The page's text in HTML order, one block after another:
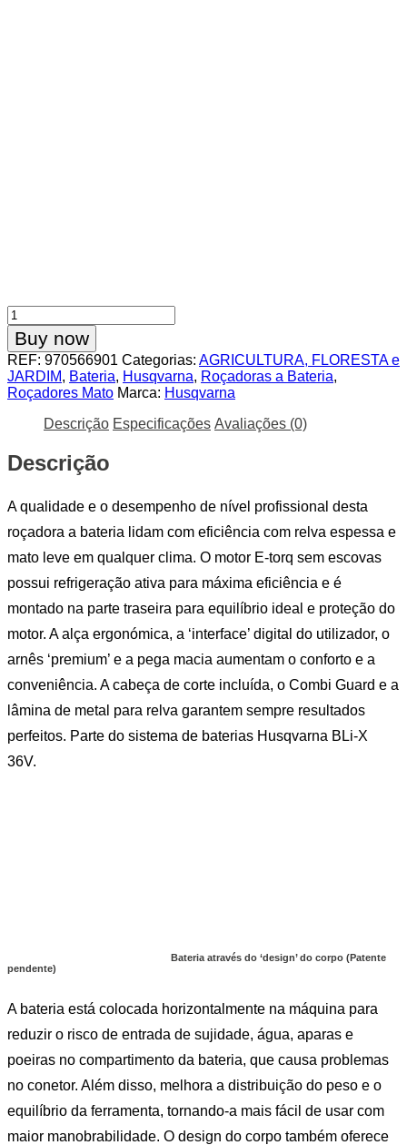
Quantidade
de
Roçadora
Bateria
Husqvarna
325iR
Buy now
REF: 970566901 Categorias: AGRICULTURA, FLORESTA e
JARDIM, Bateria, Husqvarna, Roçadoras a Bateria,
Roçadores Mato Marca: Husqvarna
Descrição Especificações Avaliações (0)
Descrição
A qualidade e o desempenho de nível profissional desta
roçadora a bateria lidam com eficiência com relva espessa e
mato leve em qualquer clima. O motor E-torq sem escovas
possui refrigeração ativa para máxima eficiência e é
montado na parte traseira para equilíbrio ideal e proteção do
motor. A alça ergonómica, a ‘interface’ digital do utilizador, o
arnês ‘premium’ e a pega macia aumentam o conforto e a
conveniência. A cabeça de corte incluída, o Combi Guard e a
lâmina de metal para relva garantem sempre resultados
perfeitos. Parte do sistema de baterias Husqvarna BLi-X
36V.
Bateria através do ‘design’ do corpo (Patente
pendente)
A bateria está colocada horizontalmente na máquina para
reduzir o risco de entrada de sujidade, água, aparas e
poeiras no compartimento da bateria, que causa problemas
no conetor. Além disso, melhora a distribuição do peso e o
equilíbrio da ferramenta, tornando-a mais fácil de usar com
maior manobrabilidade. O design do corpo também oferece